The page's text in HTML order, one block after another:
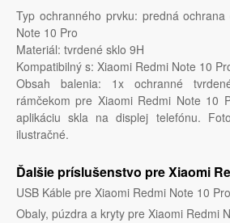
Typ ochranného prvku: predná
Note 10 Pro
Materiál: tvrdené sklo 9H
Kompatibilný s: Xiaomi Redmi Note 10
Obsah balenia: 1x ochranné
rámčekom pre Xiaomi Redmi Note 10
aplikáciu skla na displej telefónu.
ilustračné.
Ďalšie príslušenstvo pre Xiaomi
USB Káble pre Xiaomi Redmi Note 10 Pro
Obaly, púzdra a kryty pre Xiaomi Redmi